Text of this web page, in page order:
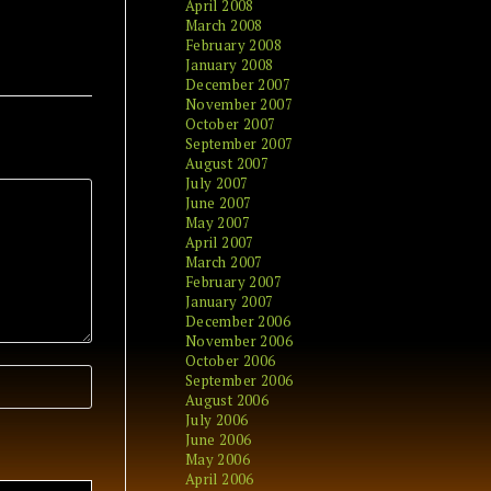
April 2008
March 2008
February 2008
January 2008
December 2007
November 2007
October 2007
September 2007
August 2007
July 2007
June 2007
May 2007
April 2007
March 2007
February 2007
January 2007
December 2006
November 2006
October 2006
September 2006
August 2006
July 2006
June 2006
May 2006
April 2006